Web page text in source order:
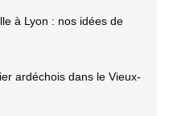
à Lyon : nos idées de
ardéchois dans le Vieux-